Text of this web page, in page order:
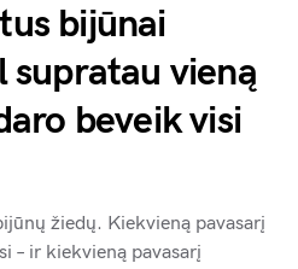
bijūnai
supratau vieną
beveik visi
žiedų. Kiekvieną pavasarį
– ir kiekvieną pavasarį